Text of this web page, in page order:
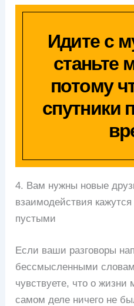
Идите с
станьте
потому
спутники
4. Вам нужны новые
взаимодействия
пустыми
Если ваши разговоры
бессмысленными
чувствуете, что о жизни
самом деле ничего не